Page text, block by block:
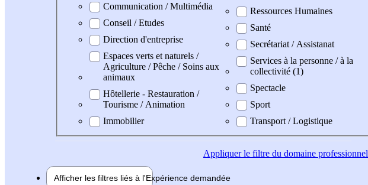
Communication / Multimédia
Conseil / Etudes
Direction d'entreprise
Espaces verts et naturels /
Agriculture / Pêche / Soins aux
animaux
Hôtellerie - Restauration /
Tourisme / Animation
Immobilier
Ressources Humaines
Santé
Secrétariat / Assistanat
Services à la personne / à la
collectivité (1)
Spectacle
Sport
Transport / Logistique
Appliquerle filtre du domaine professionnel
Afficher les filtres liés à l'Expérience demandée